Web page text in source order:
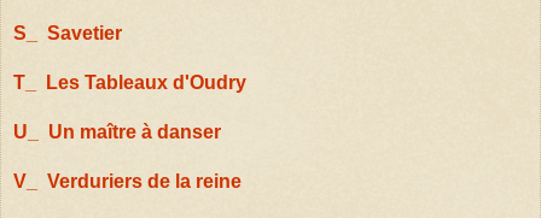
S_ Savetier
T_ Les Tableaux d'Oudry
U_ Un maître à danser
V_ Verduriers de la reine